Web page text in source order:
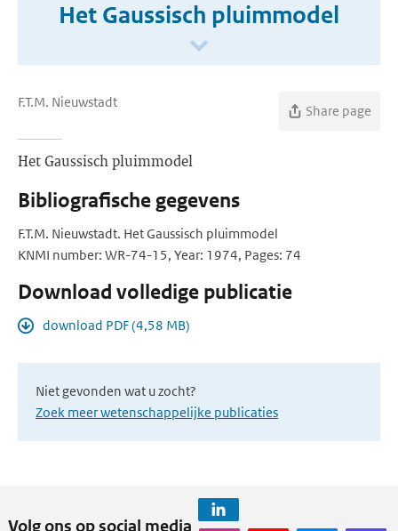
Het Gaussisch pluimmodel
F.T.M. Nieuwstadt
Share page
Het Gaussisch pluimmodel
Bibliografische gegevens
F.T.M. Nieuwstadt. Het Gaussisch pluimmodel
KNMI number: WR-74-15, Year: 1974, Pages: 74
Download volledige publicatie
download PDF (4,58 MB)
Niet gevonden wat u zocht?
Zoek meer wetenschappelijke publicaties
Volg ons op social media